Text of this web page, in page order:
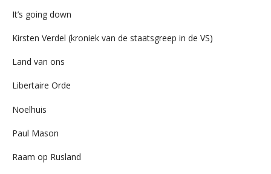
It’s going down
Kirsten Verdel (kroniek van de staatsgreep in de VS)
Land van ons
Libertaire Orde
Noelhuis
Paul Mason
Raam op Rusland